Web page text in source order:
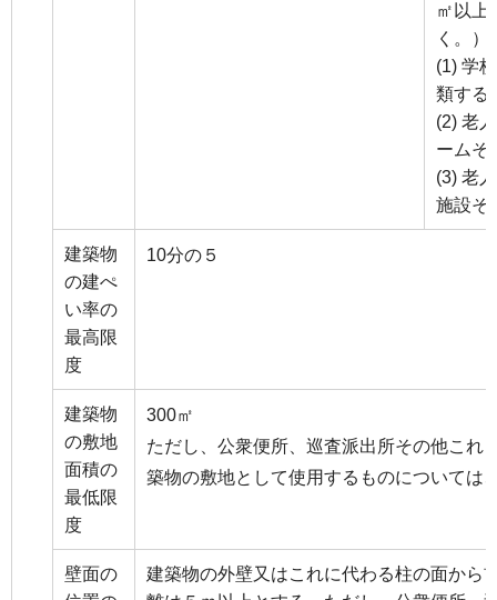
㎡以上
く。）
(1) 学
類する
(2) 老
ームそ
(3) 老
施設そ
建築物
の建ぺ
い率の
最高限
度
10分の５
建築物
の敷地
面積の
最低限
度
300㎡
ただし、公衆便所、巡査派出所その他これ
築物の敷地として使用するものについては
壁面の
建築物の外壁又はこれに代わる柱の面から